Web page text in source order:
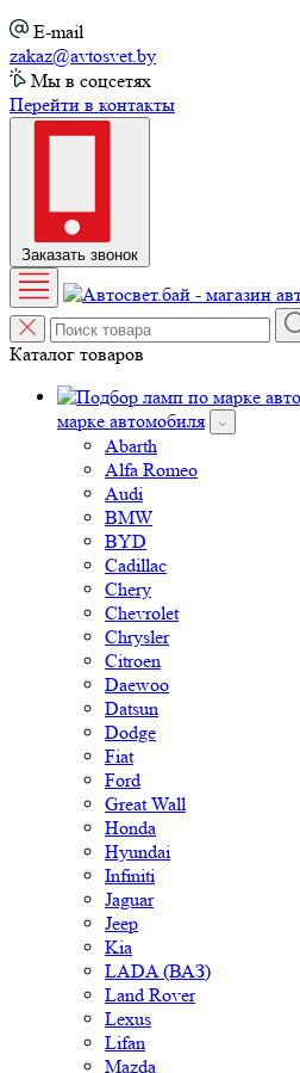
E-mail
zakaz@avtosvet.by
Мы в соцсетях
Перейти в контакты
Заказать звонок
Каталог товаров
марке автомобиля
Abarth
Alfa Romeo
Audi
BMW
BYD
Cadillac
Chery
Chevrolet
Chrysler
Citroen
Daewoo
Datsun
Dodge
Fiat
Ford
Great Wall
Honda
Hyundai
Infiniti
Jaguar
Jeep
Kia
LADA (ВАЗ)
Land Rover
Lexus
Lifan
Mazda